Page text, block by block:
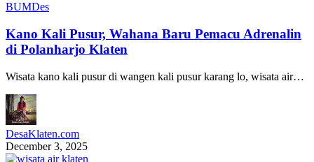
BUMDes
Kano Kali Pusur, Wahana Baru Pemacu Adrenalin
di Polanharjo Klaten
Wisata kano kali pusur di wangen kali pusur karang lo, wisata air…
DesaKlaten.com
December 3, 2025